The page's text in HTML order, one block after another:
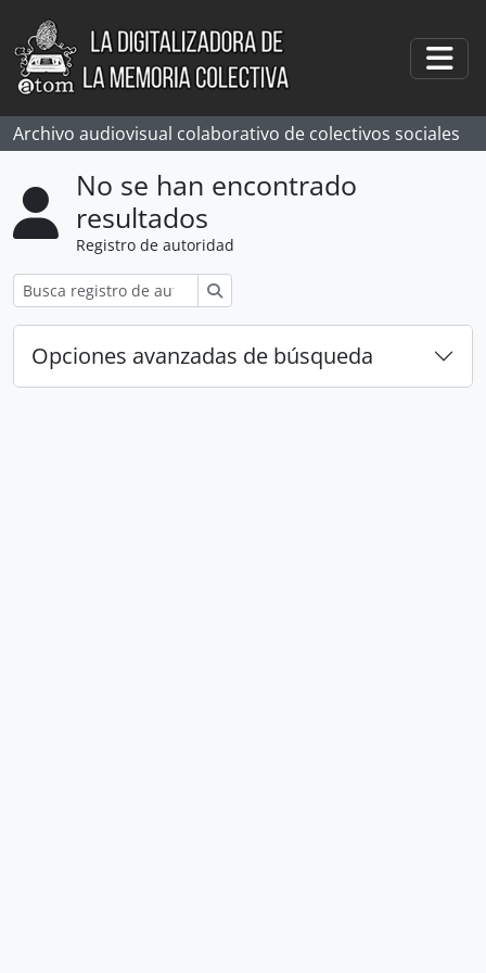
Skip to main content
Archivo audiovisual colaborativo de colectivos sociales
No se han encontrado
resultados
Registro de autoridad
Opciones avanzadas de búsqueda